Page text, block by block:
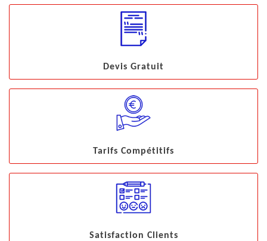
Devis Gratuit
Tarifs Compétitifs
Satisfaction Clients